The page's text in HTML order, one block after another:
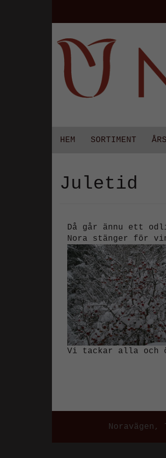
HEM SORTIMENT
Juletid
Då går ännu ett
Nora stänger för
Vi tackar alla och
Noravägen,